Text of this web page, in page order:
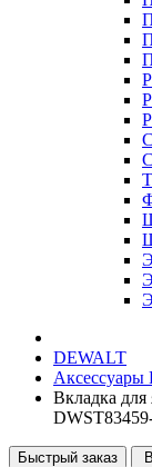
DEWALT
Аксессуары
Вкладка
Быстрый заказ